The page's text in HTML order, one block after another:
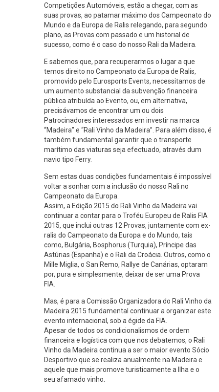
Competições Automóveis, estão a chegar, com as
suas provas, ao patamar máximo dos Campeonato do
Mundo e da Europa de Ralis relegando, para segundo
plano, as Provas com passado e um historial de
sucesso, como é o caso do nosso Rali da Madeira.
E sabemos que, para recuperarmos o lugar a que
temos direito no Campeonato da Europa de Ralis,
promovido pelo Eurosports Events, necessitamos de
um aumento substancial da subvenção financeira
pública atribuída ao Evento, ou, em alternativa,
precisávamos de encontrar um ou dois
Patrocinadores interessados em investir na marca
“Madeira” e “Rali Vinho da Madeira”. Para além disso, é
também fundamental garantir que o transporte
marítimo das viaturas seja efectuado, através dum
navio tipo Ferry.
Sem estas duas condições fundamentais é impossível
voltar a sonhar com a inclusão do nosso Rali no
Campeonato da Europa.
Assim, a Edição 2015 do Rali Vinho da Madeira vai
continuar a contar para o Troféu Europeu de Ralis FIA
2015, que inclui outras 12 Provas, juntamente com ex-
ralis do Campeonato da Europa e do Mundo, tais
como, Bulgária, Bosphorus (Turquia), Príncipe das
Astúrias (Espanha) e o Rali da Croácia. Outros, como o
Mille Miglia, o San Remo, Rallye de Canárias, optaram
por, pura e simplesmente, deixar de ser uma Prova
FIA.
Mas, é para a Comissão Organizadora do Rali Vinho da
Madeira 2015 fundamental continuar a organizar este
evento internacional, sob a égide da FIA.
Apesar de todos os condicionalismos de ordem
financeira e logística com que nos debatemos, o Rali
Vinho da Madeira continua a ser o maior evento Sócio
Desportivo que se realiza anualmente na Madeira e
aquele que mais promove turisticamente a Ilha e o
seu afamado vinho.